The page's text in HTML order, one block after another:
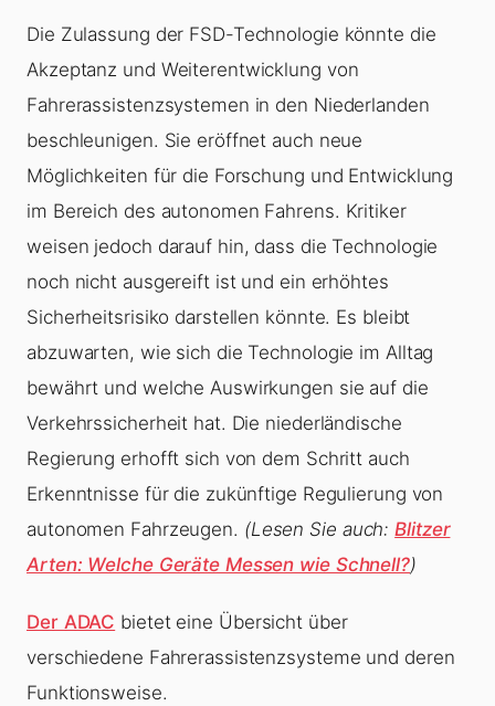
Die Zulassung der FSD-Technologie könnte die
Akzeptanz und Weiterentwicklung von
Fahrerassistenzsystemen in den Niederlanden
beschleunigen. Sie eröffnet auch neue
Möglichkeiten für die Forschung und Entwicklung
im Bereich des autonomen Fahrens. Kritiker
weisen jedoch darauf hin, dass die Technologie
noch nicht ausgereift ist und ein erhöhtes
Sicherheitsrisiko darstellen könnte. Es bleibt
abzuwarten, wie sich die Technologie im Alltag
bewährt und welche Auswirkungen sie auf die
Verkehrssicherheit hat. Die niederländische
Regierung erhofft sich von dem Schritt auch
Erkenntnisse für die zukünftige Regulierung von
autonomen Fahrzeugen. (Lesen Sie auch:Blitzer
Arten: Welche Geräte Messen wie Schnell?)
Der ADAC bietet eine Übersicht über
verschiedene Fahrerassistenzsysteme und deren
Funktionsweise.